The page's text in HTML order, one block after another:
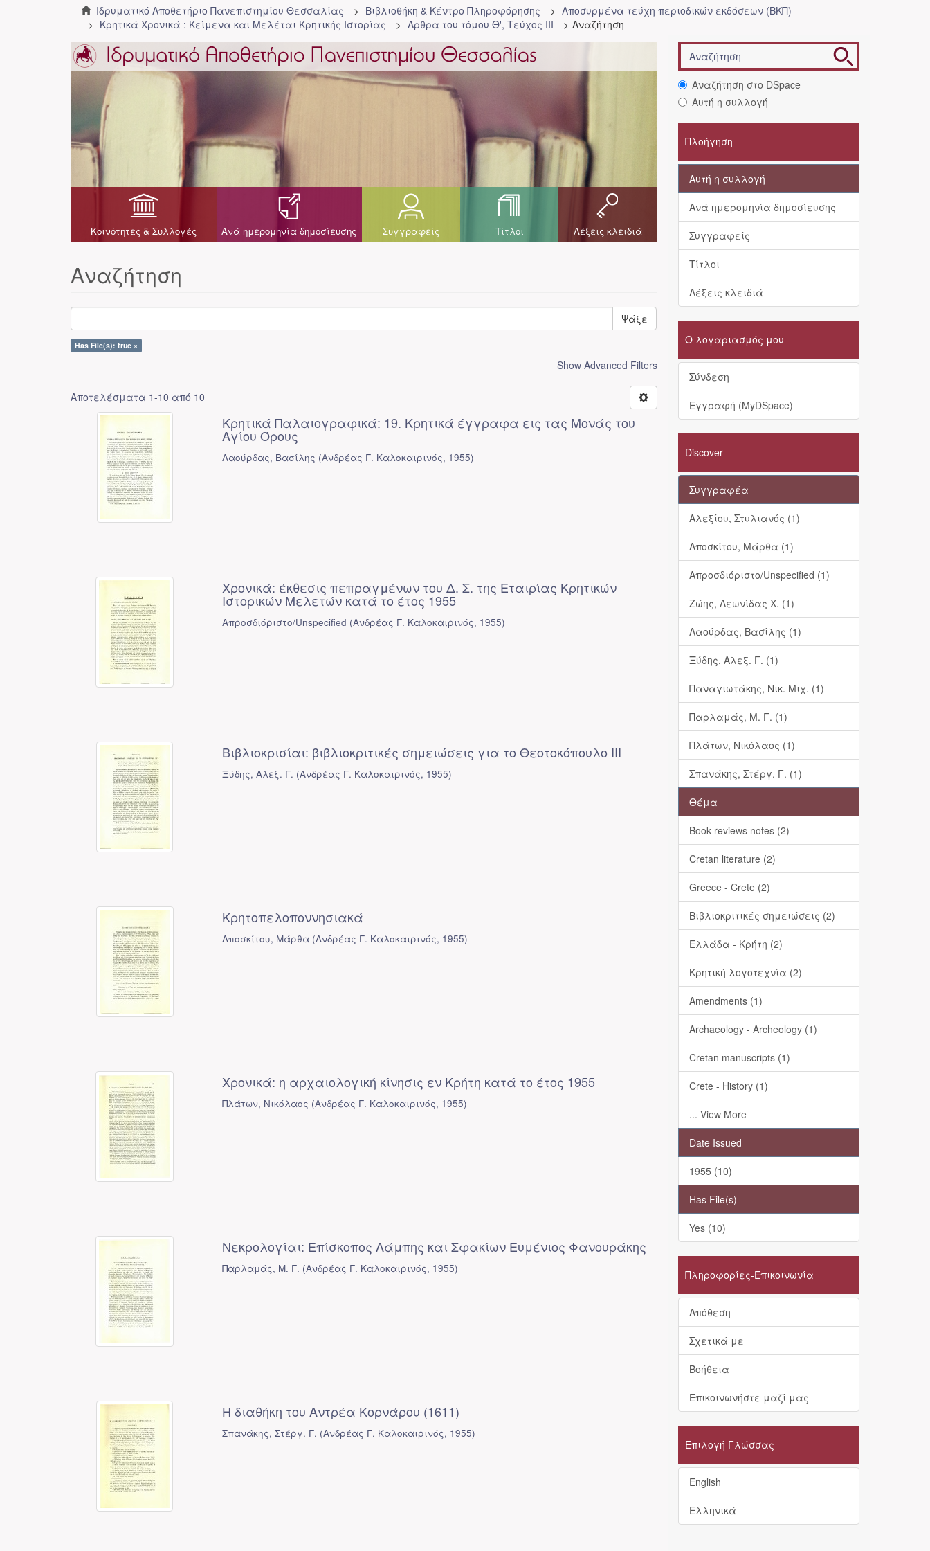
Ιδρυματικό Αποθετήριο Πανεπιστημίου Θεσσαλίας Βιβλιοθήκη & Κέντρο Πληροφόρησης
Αποσυρμένα τεύχη περιοδικών εκδόσεων (ΒΚΠ)
Κρητικά Χρονικά : Κείμενα και Μελέται Κρητικής Ιστορίας
Άρθρα του τόμου Θ', Τεύχος ΙΙΙ Αναζήτηση
Κοινότητες & Συλλογές Ανά ημερομηνία δημοσίευσης Συγγραφείς Τίτλοι Λέξεις κλειδιά
Αναζήτηση
Ψάξε
Has File(s): true ×
Show Advanced Filters
Αποτελέσματα 1-10 από 10
Κρητικά Παλαιογραφικά: 19. Κρητικά έγγραφα εις τας Μονάς του
Αγίου Όρους
Λαούρδας, Βασίλης (Ανδρέας Γ. Καλοκαιρινός, 1955)
Χρονικά: έκθεσις πεπραγμένων του Δ. Σ. της Εταιρίας Κρητικών
Ιστορικών Μελετών κατά το έτος 1955
Απροσδιόριστο/Unspecified (Ανδρέας Γ. Καλοκαιρινός, 1955)
Βιβλιοκρισίαι: βιβλιοκριτικές σημειώσεις για το Θεοτοκόπουλο ΙΙΙ
Ξύδης, Αλεξ. Γ. (Ανδρέας Γ. Καλοκαιρινός, 1955)
Κρητοπελοποννησιακά
Αποσκίτου, Μάρθα (Ανδρέας Γ. Καλοκαιρινός, 1955)
Χρονικά: η αρχαιολογική κίνησις εν Κρήτη κατά το έτος 1955
Πλάτων, Νικόλαος (Ανδρέας Γ. Καλοκαιρινός, 1955)
Νεκρολογίαι: Επίσκοπος Λάμπης και Σφακίων Ευμένιος Φανουράκης
Παρλαμάς, Μ. Γ. (Ανδρέας Γ. Καλοκαιρινός, 1955)
Η διαθήκη του Αντρέα Κορνάρου (1611)
Σπανάκης, Στέργ. Γ. (Ανδρέας Γ. Καλοκαιρινός, 1955)
Αναζήτηση στο DSpace
Αυτή η συλλογή
Πλοήγηση
Αυτή η συλλογή
Ανά ημερομηνία δημοσίευσης
Συγγραφείς
Τίτλοι
Λέξεις κλειδιά
Ο λογαριασμός μου
Σύνδεση
Εγγραφή (MyDSpace)
Discover
Συγγραφέα
Αλεξίου, Στυλιανός (1)
Αποσκίτου, Μάρθα (1)
Απροσδιόριστο/Unspecified (1)
Ζώης, Λεωνίδας Χ. (1)
Λαούρδας, Βασίλης (1)
Ξύδης, Αλεξ. Γ. (1)
Παναγιωτάκης, Νικ. Μιχ. (1)
Παρλαμάς, Μ. Γ. (1)
Πλάτων, Νικόλαος (1)
Σπανάκης, Στέργ. Γ. (1)
Θέμα
Book reviews notes (2)
Cretan literature (2)
Greece - Crete (2)
Βιβλιοκριτικές σημειώσεις (2)
Ελλάδα - Κρήτη (2)
Κρητική λογοτεχνία (2)
Amendments (1)
Archaeology - Archeology (1)
Cretan manuscripts (1)
Crete - History (1)
... View More
Date Issued
1955 (10)
Has File(s)
Yes (10)
Πληροφορίες-Επικοινωνία
Απόθεση
Σχετικά με
Βοήθεια
Επικοινωνήστε μαζί μας
Επιλογή Γλώσσας
English
Ελληνικά